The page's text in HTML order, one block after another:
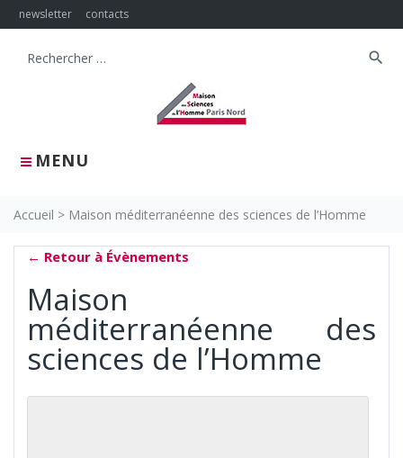
Skip
to
newsletter contacts
MENU
Search
search
Accueil > Maison méditerranéenne des sciences de l’Homme
← Retour à Évènements
Maison
méditerranéenne des
sciences de l’Homme